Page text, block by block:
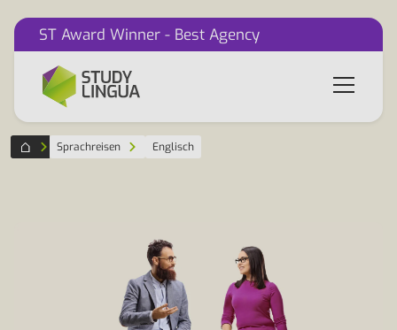
ST Award Winner - Best Agency
Sprachreisen Englisch